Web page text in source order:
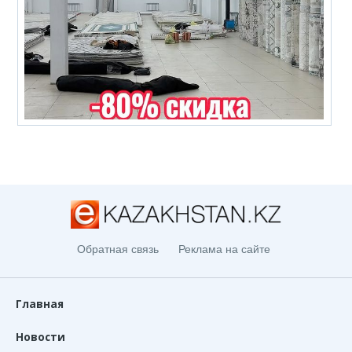
Обратная связь Реклама на сайте
Главная
Новости